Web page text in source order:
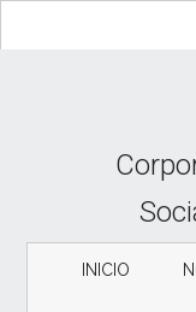
to
to
INICIO